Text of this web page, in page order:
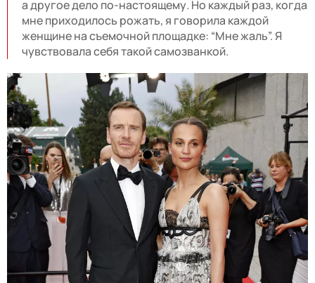
а другое дело по-настоящему. Но каждый раз, когда
мне приходилось рожать, я говорила каждой
женщине на съемочной площадке: “Мне жаль”. Я
чувствовала себя такой самозванкой.